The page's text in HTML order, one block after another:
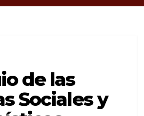
de las
Sociales y